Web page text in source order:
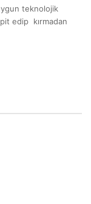
teknolojik
edip kırmadan